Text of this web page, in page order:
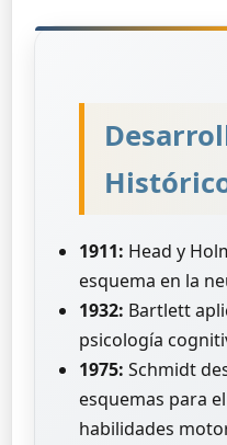
1911: Head y
esquema en la
1932: Bartlett
psicología
1975: Schmidt
esquemas para
habilidades